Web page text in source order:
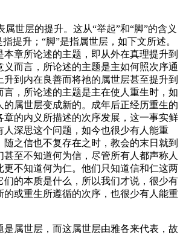
属世层的提升。这从“举起”和“脚”的含义
提升；“脚”是指属世层，如下文所述。
本章所论述的主题，即从外在真理提升到
义而言，所论述的主题是主如何照次序通
到内在良善而将祂的属世层甚至提升到
言，所论述的主题是主在使人重生时，如
的属世层变成新的。成年后正经历重生的
章的内义所描述的次序发展，这一事实鲜
人深思这个问题，如今也很少有人能重
之信也不复存在之时，教会的末日就到
甚至不知道何为信，尽管所有人都声称人
更不知道何为仁。他们只知道信和仁这两
们的本质是什么，所以我们才说，很少有
的或重生所遵循的次序，也很少有人能重
是属世层，而这属世层由雅各来代表，故